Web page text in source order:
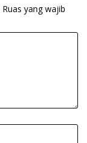
Ruas yang wajib